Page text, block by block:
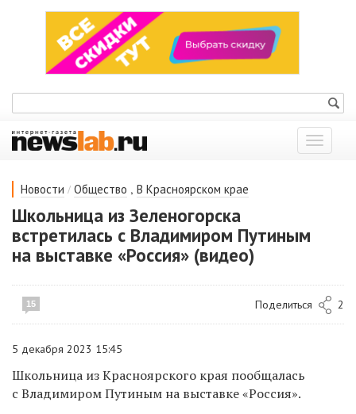
Показать
меню
Новости / Общество , В Красноярском крае
Школьница из Зеленогорска
встретилась с Владимиром Путиным
на выставке «Россия» (видео)
15 Поделиться 2
5 декабря 2023 15:45
Школьница из Красноярского края пообщалась
с Владимиром Путиным на выставке «Россия».